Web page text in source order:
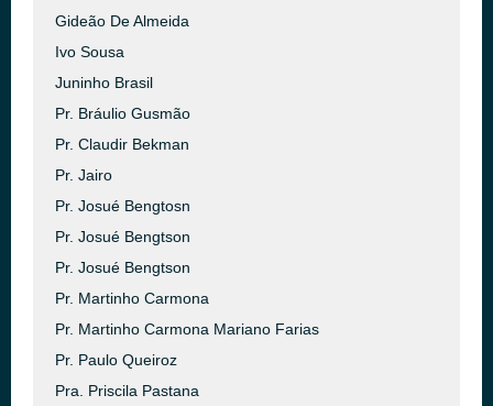
Gideão De Almeida
Ivo Sousa
Juninho Brasil
Pr. Bráulio Gusmão
Pr. Claudir Bekman
Pr. Jairo
Pr. Josué Bengtosn
Pr. Josué Bengtson
Pr. Josué Bengtson
Pr. Martinho Carmona
Pr. Martinho Carmona Mariano Farias
Pr. Paulo Queiroz
Pra. Priscila Pastana